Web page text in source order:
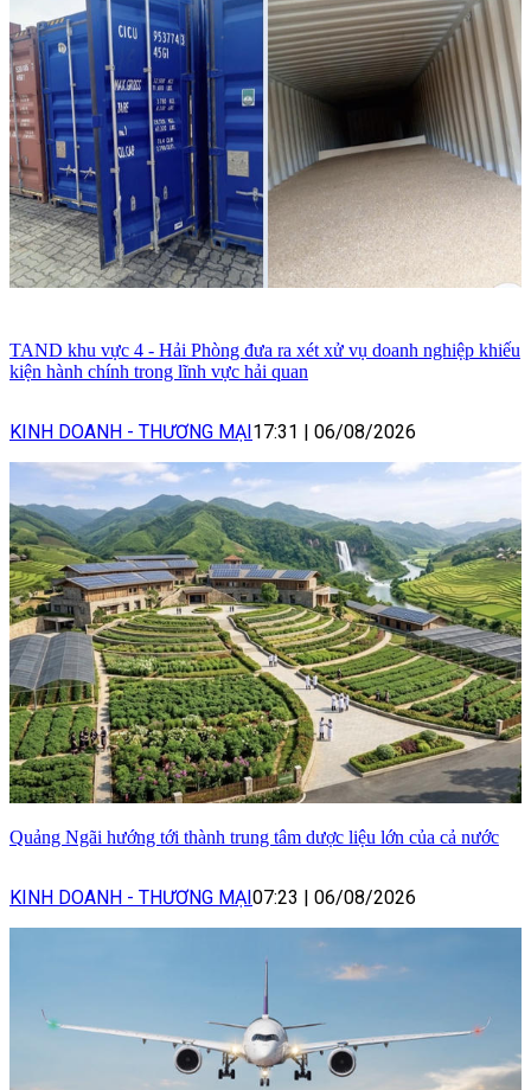
TAND khu vực 4 - Hải Phòng đưa ra xét xử vụ doanh nghiệp khiếu
kiện hành chính trong lĩnh vực hải quan
KINH DOANH - THƯƠNG MẠI 17:31 06/08/2026
Quảng Ngãi hướng tới thành trung tâm dược liệu lớn của cả nước
KINH DOANH - THƯƠNG MẠI 07:23 06/08/2026